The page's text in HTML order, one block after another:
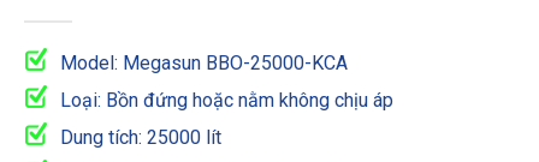
Model: Megasun BBO-25000-KCA
Loại: Bồn đứng hoặc nằm không chịu áp
Dung tích: 25000 lít